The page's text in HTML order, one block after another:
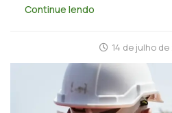
Continue lendo
14 de julho